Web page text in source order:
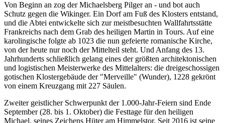
Von Beginn an zog der Michaelsberg Pilger an - und bot auch
Schutz gegen die Wikinger. Ein Dorf am Fuß des Klosters entstand,
und die Abtei entwickelte sich zur meistbesuchten Wallfahrtsstätte
Frankreichs nach dem Grab des heiligen Martin in Tours. Auf eine
karolingische folgte ab 1023 die nun gefeierte romanische Kirche,
von der heute nur noch der Mittelteil steht. Und Anfang des 13.
Jahrhunderts schließlich gelang eines der größten architektonischen
und logistischen Meisterwerke des Mittelalters: die dreigeschossigen
gotischen Klostergebäude der "Merveille" (Wunder), 1228 gekrönt
von einem Kreuzgang mit 227 Säulen.
Zweiter geistlicher Schwerpunkt der 1.000-Jahr-Feiern sind Ende
September (28. bis 1. Oktober) die Festtage für den heiligen
Michael, seines Zeichens Hüter am Himmelstor. Seit 2016 ist seine